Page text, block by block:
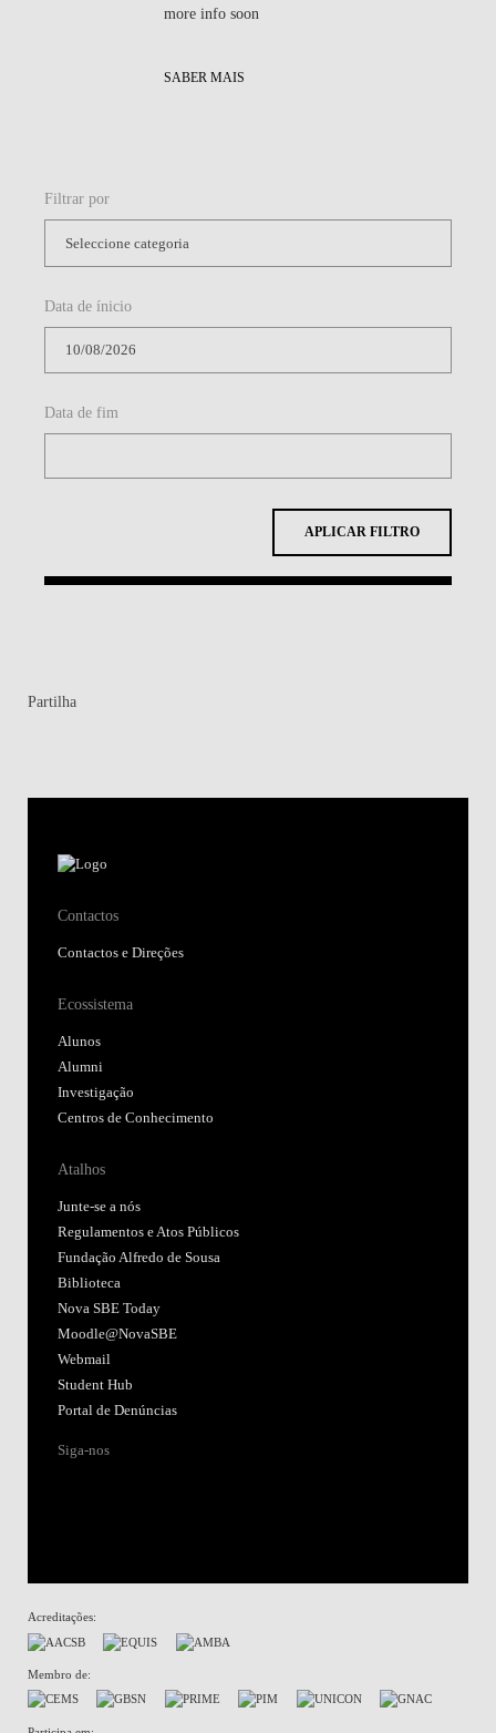
more info soon
SABER MAIS
Filtrar por
Data de ínicio
Data de fim
APLICAR FILTRO
Partilha
Contactos
Contactos e Direções
Ecossistema
Alunos
Alumni
Investigação
Centros de Conhecimento
Atalhos
Junte-se a nós
Regulamentos e Atos Públicos
Fundação Alfredo de Sousa
Biblioteca
Nova SBE Today
Moodle@NovaSBE
Webmail
Student Hub
Portal de Denúncias
Siga-nos
Acreditações:
Membro de: